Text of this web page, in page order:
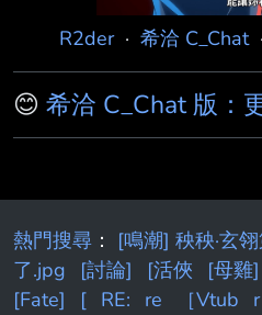
R2der· 希洽 C_Chat·
😊 希洽 C_Chat 版：
熱門搜尋 ： [鳴潮] 秧秧·玄
了.jpg
[討論] [活俠 [母雞]
[Fate]
[ RE: re ［Vtub r